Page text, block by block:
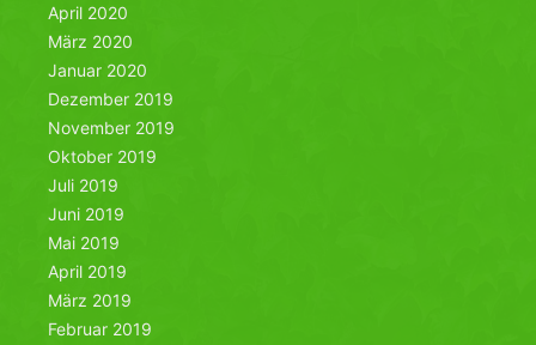
April 2020
März 2020
Januar 2020
Dezember 2019
November 2019
Oktober 2019
Juli 2019
Juni 2019
Mai 2019
April 2019
März 2019
Februar 2019